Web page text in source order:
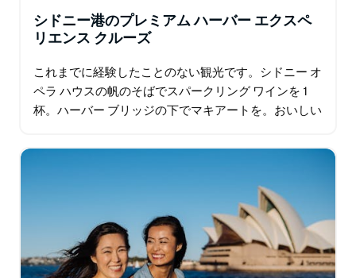
シドニー港のプレミアム ハーバー エクスペ
リエンス クルーズ
これまでに経験したことのない観光です。シドニー オ
ペラ ハウスの帆のそばでスパークリング ワインを 1
杯。ハーバー ブリッジの下でマキアートを。おいしい
わせをシェア。オーシャン…